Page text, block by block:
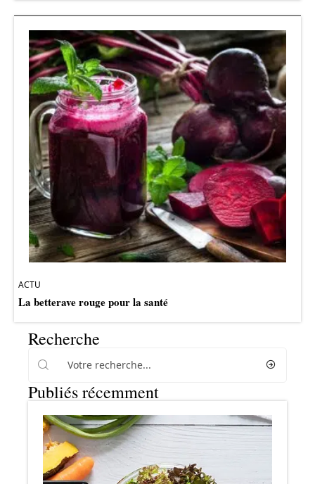
ACTU
La betterave rouge pour la santé
Recherche
Publiés récemment